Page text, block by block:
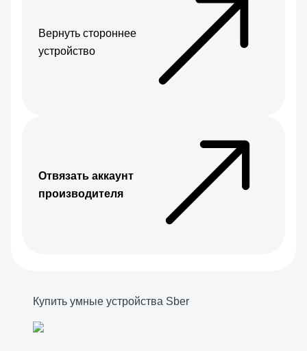
Вернуть стороннее
устройство
Отвязать аккаунт
производителя
Купить умные устройства Sber